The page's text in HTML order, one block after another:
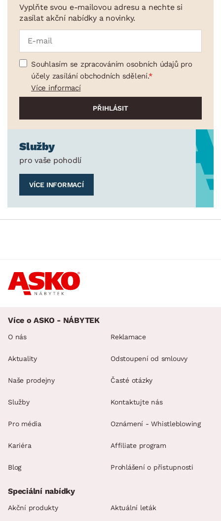
Vyplňte svou e-mailovou adresu a nechte si
zasílat akční nabídky a novinky.
Souhlasím se zpracováním osobních údajů pro
účely zasílání obchodních sdělení.
Více informací
Služby
pro vaše pohodlí
VÍCE INFORMACÍ
Více o ASKO - NÁBYTEK
O nás
Aktuality
Naše prodejny
Služby
Pro média
Kariéra
Blog
Reklamace
Odstoupení od smlouvy
Časté otázky
Kontaktujte nás
Oznámení - Whistleblowing
Affiliate program
Prohlášení o přístupnosti
Speciální nabídky
Akční produkty Aktuální leták